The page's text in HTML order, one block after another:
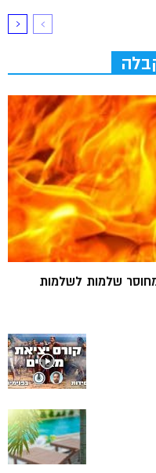
שלמות לשלמות